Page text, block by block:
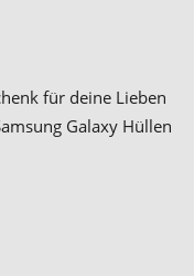
für deine Lieben
Galaxy Hüllen